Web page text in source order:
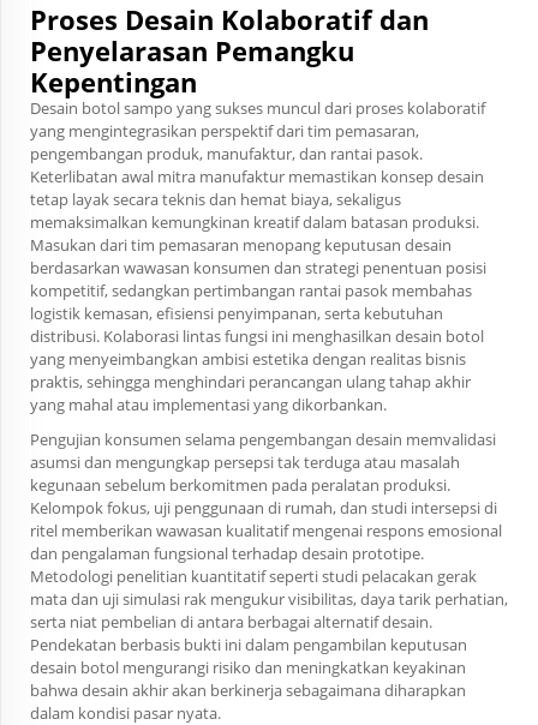
Proses Desain Kolaboratif dan
Penyelarasan Pemangku
Kepentingan
Desain botol sampo yang sukses muncul dari proses kolaboratif
yang mengintegrasikan perspektif dari tim pemasaran,
pengembangan produk, manufaktur, dan rantai pasok.
Keterlibatan awal mitra manufaktur memastikan konsep desain
tetap layak secara teknis dan hemat biaya, sekaligus
memaksimalkan kemungkinan kreatif dalam batasan produksi.
Masukan dari tim pemasaran menopang keputusan desain
berdasarkan wawasan konsumen dan strategi penentuan posisi
kompetitif, sedangkan pertimbangan rantai pasok membahas
logistik kemasan, efisiensi penyimpanan, serta kebutuhan
distribusi. Kolaborasi lintas fungsi ini menghasilkan desain botol
yang menyeimbangkan ambisi estetika dengan realitas bisnis
praktis, sehingga menghindari perancangan ulang tahap akhir
yang mahal atau implementasi yang dikorbankan.
Pengujian konsumen selama pengembangan desain memvalidasi
asumsi dan mengungkap persepsi tak terduga atau masalah
kegunaan sebelum berkomitmen pada peralatan produksi.
Kelompok fokus, uji penggunaan di rumah, dan studi intersepsi di
ritel memberikan wawasan kualitatif mengenai respons emosional
dan pengalaman fungsional terhadap desain prototipe.
Metodologi penelitian kuantitatif seperti studi pelacakan gerak
mata dan uji simulasi rak mengukur visibilitas, daya tarik perhatian,
serta niat pembelian di antara berbagai alternatif desain.
Pendekatan berbasis bukti ini dalam pengambilan keputusan
desain botol mengurangi risiko dan meningkatkan keyakinan
bahwa desain akhir akan berkinerja sebagaimana diharapkan
dalam kondisi pasar nyata.